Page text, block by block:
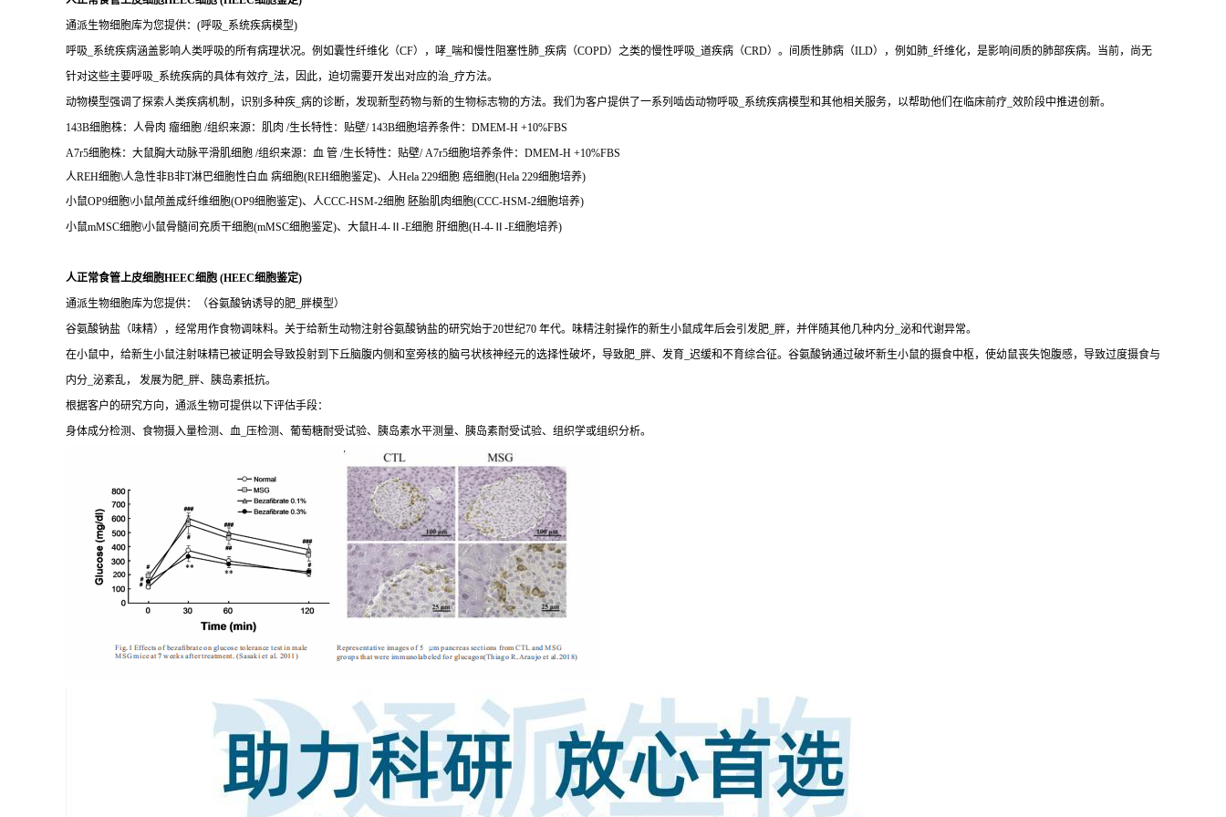
通派生物细胞库为您提供：(呼吸_系统疾病模型)
呼吸_系统疾病涵盖影响人类呼吸的所有病理状况。例如囊性纤维化（CF），哮_喘和慢性阻塞性肺_疾病（COPD）之类的慢性呼吸_道疾病（CRD）。间质性肺病（ILD），例如肺_纤维化，是影响间质的肺部疾病。当前，尚无
针对这些主要呼吸_系统疾病的具体有效疗_法，因此，迫切需要开发出对应的治_疗方法。
动物模型强调了探索人类疾病机制，识别多种疾_病的诊断，发现新型药物与新的生物标志物的方法。我们为客户提供了一系列啮齿动物呼吸_系统疾病模型和其他相关服务，以帮助他们在临床前疗_效阶段中推进创新。
143B细胞株：人骨肉 瘤细胞 /组织来源：肌肉 /生长特性：贴壁/ 143B细胞培养条件：DMEM-H +10%FBS
A7r5细胞株：大鼠胸大动脉平滑肌细胞 /组织来源：血 管 /生长特性：贴壁/ A7r5细胞培养条件：DMEM-H +10%FBS
人REH细胞\人急性非B非T淋巴细胞性白血 病细胞(REH细胞鉴定)、人Hela 229细胞 癌细胞(Hela 229细胞培养)
小鼠OP9细胞\小鼠颅盖成纤维细胞(OP9细胞鉴定)、人CCC-HSM-2细胞 胚胎肌肉细胞(CCC-HSM-2细胞培养)
小鼠mMSC细胞\小鼠骨髓间充质干细胞(mMSC细胞鉴定)、大鼠H-4-Ⅱ-E细胞 肝细胞(H-4-Ⅱ-E细胞培养)
人正常食管上皮细胞HEEC细胞 (HEEC细胞鉴定)
通派生物细胞库为您提供：（谷氨酸钠诱导的肥_胖模型）
谷氨酸钠盐（味精），经常用作食物调味料。关于给新生动物注射谷氨酸钠盐的研究始于20世纪70 年代。味精注射操作的新生小鼠成年后会引发肥_胖，并伴随其他几种内分_泌和代谢异常。
在小鼠中，给新生小鼠注射味精已被证明会导致投射到下丘脑腹内侧和室旁核的脑弓状核神经元的选择性破坏，导致肥_胖、发育_迟缓和不育综合征。谷氨酸钠通过破坏新生小鼠的摄食中枢，使幼鼠丧失饱腹感，导致过度摄食与
内分_泌紊乱， 发展为肥_胖、胰岛素抵抗。
根据客户的研究方向，通派生物可提供以下评估手段：
身体成分检测、食物摄入量检测、血_压检测、葡萄糖耐受试验、胰岛素水平测量、胰岛素耐受试验、组织学或组织分析。